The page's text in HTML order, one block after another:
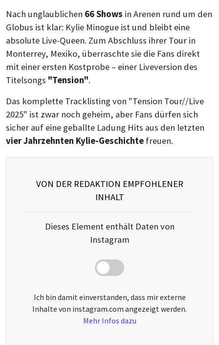
Nach unglaublichen 66 Shows in Arenen rund um den
Globus ist klar: Kylie Minogue ist und bleibt eine
absolute Live-Queen. Zum Abschluss ihrer Tour in
Monterrey, Mexiko, überraschte sie die Fans direkt
mit einer ersten Kostprobe – einer Liveversion des
Titelsongs "Tension".
Das komplette Tracklisting von "Tension Tour//Live
2025" ist zwar noch geheim, aber Fans dürfen sich
sicher auf eine geballte Ladung Hits aus den letzten
vier Jahrzehnten Kylie-Geschichte freuen.
VON DER REDAKTION EMPFOHLENER
INHALT
Dieses Element enthält Daten von
Instagram
Ich bin damit einverstanden, dass mir externe
Inhalte von instagram.com angezeigt werden.
Mehr Infos dazu